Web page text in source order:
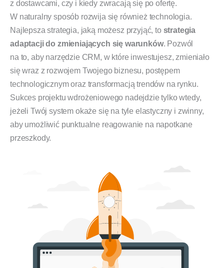
z dostawcami, czy i kiedy zwracają się po ofertę.
W naturalny sposób rozwija się również technologia.
Najlepsza strategia, jaką możesz przyjąć, to strategia
adaptacji do zmieniających się warunków. Pozwól
na to, aby narzędzie CRM, w które inwestujesz, zmieniało
się wraz z rozwojem Twojego biznesu, postępem
technologicznym oraz transformacją trendów na rynku.
Sukces projektu wdrożeniowego nadejdzie tylko wtedy,
jeżeli Twój system okaże się na tyle elastyczny i zwinny,
aby umożliwić punktualne reagowanie na napotkane
przeszkody.